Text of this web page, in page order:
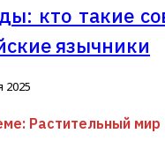
кто такие
язычники
2025
Растительный мир